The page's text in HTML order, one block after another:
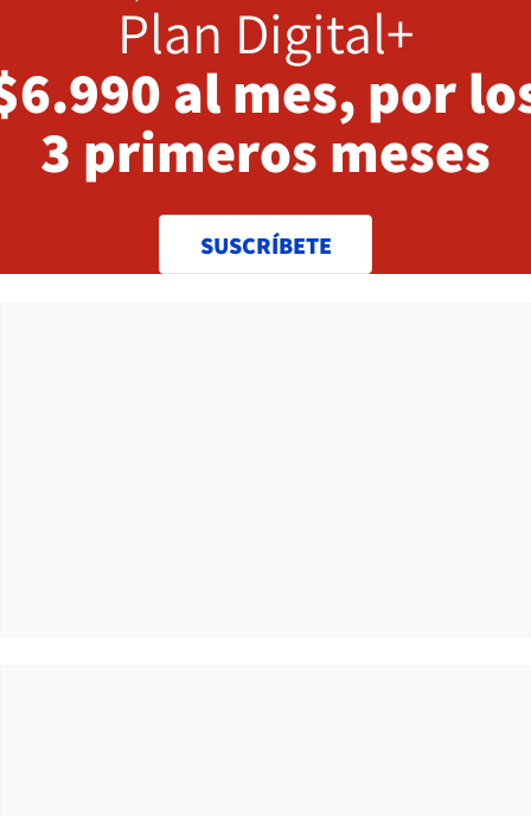
Plan Digital+
al mes, por
3 primeros meses
SUSCRÍBETE